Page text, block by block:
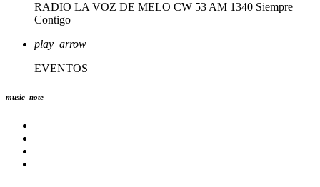
RADIO LA VOZ DE MELO CW 53 AM 1340 Siempre
Contigo
play_arrow
EVENTOS
music_note